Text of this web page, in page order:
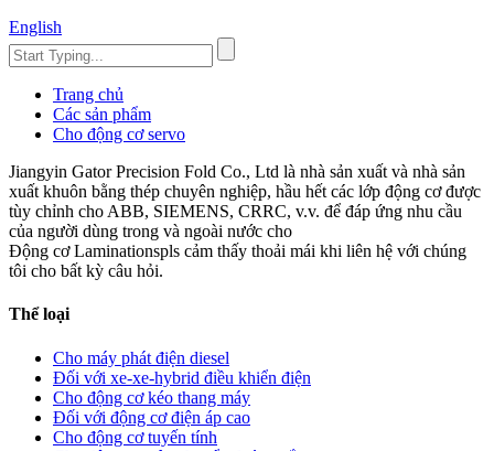
English
Trang chủ
Các sản phẩm
Cho động cơ servo
Jiangyin Gator Precision Fold Co., Ltd là nhà sản xuất và nhà sản
xuất khuôn bằng thép chuyên nghiệp, hầu hết các lớp động cơ được
tùy chỉnh cho ABB, SIEMENS, CRRC, v.v. để đáp ứng nhu cầu
của người dùng trong và ngoài nước cho
Động cơ Laminationspls cảm thấy thoải mái khi liên hệ với chúng
tôi cho bất kỳ câu hỏi.
Thể loại
Cho máy phát điện diesel
Đối với xe-xe-hybrid điều khiển điện
Cho động cơ kéo thang máy
Đối với động cơ điện áp cao
Cho động cơ tuyến tính